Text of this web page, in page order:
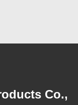
Co.,